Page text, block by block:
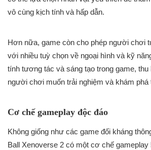
vô cùng kịch tính và hấp dẫn.
Hơn nữa, game còn cho phép người chơi
với nhiều tuỳ chọn về ngoại hình và kỹ
tính tương tác và sáng tạo trong game,
người chơi muốn trải nghiệm và khám phá
Cơ chế gameplay độc đáo
Không giống như các game đối kháng
Ball Xenoverse 2 có một cơ chế